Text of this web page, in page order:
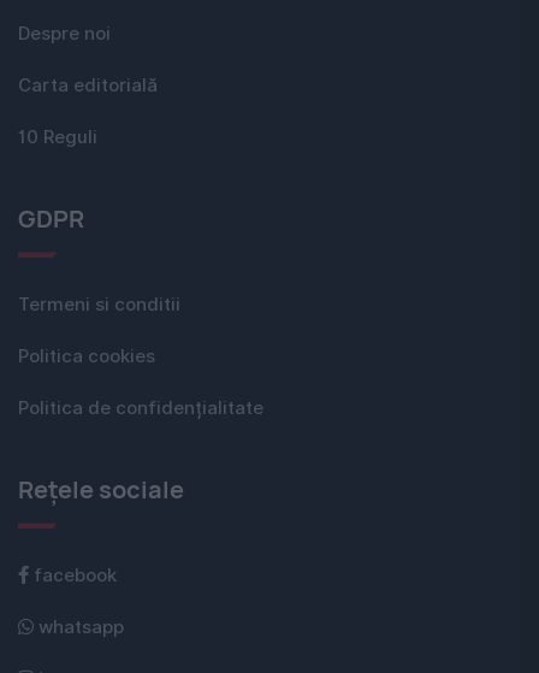
Despre noi
Carta editorială
10 Reguli
GDPR
Termeni si conditii
Politica cookies
Politica de confidențialitate
Rețele sociale
facebook
whatsapp